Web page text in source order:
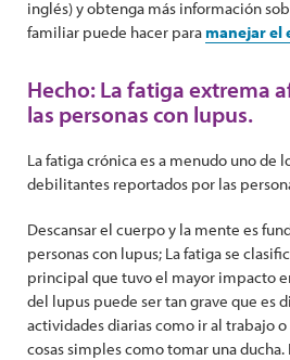
inglés) y obtenga más información
familiar puede hacer paramanejar el
Hecho: La fatiga extrema
las personas con lupus.
La fatiga crónica es a menudo uno de
debilitantes reportados por las
Descansar el cuerpo y la mente es
personas con lupus; La fatiga se
principal que tuvo el mayor impacto
del lupus puede ser tan grave que es
actividades diarias como ir al trabajo
cosas simples como tomar una ducha.